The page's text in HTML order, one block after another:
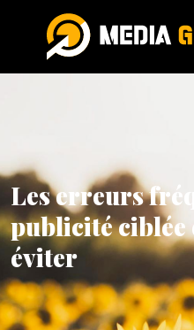
Les erreurs
publicité ciblée
éviter